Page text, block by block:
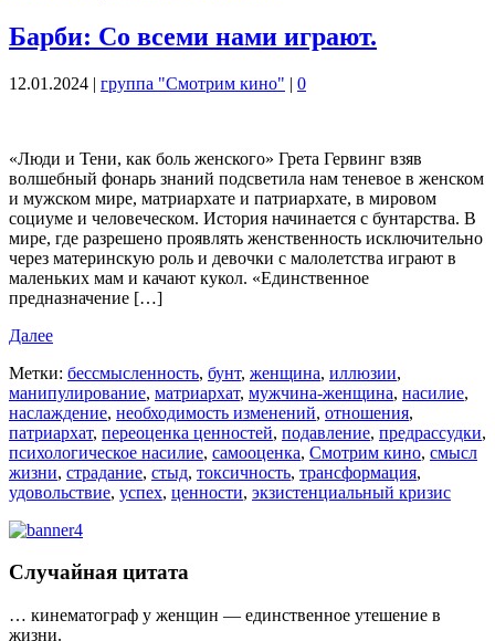
Барби: Со всеми нами играют.
12.01.2024 | группа "Смотрим кино" | 0
«Люди и Тени, как боль женского» Грета Гервинг взяв
волшебный фонарь знаний подсветила нам теневое в женском
и мужском мире, матриархате и патриархате, в мировом
социуме и человеческом. История начинается с бунтарства. В
мире, где разрешено проявлять женственность исключительно
через материнскую роль и девочки с малолетства играют в
маленьких мам и качают кукол. «Единственное
предназначение […]
Далее
Метки: бессмысленность, бунт, женщина, иллюзии,
манипулирование, матриархат, мужчина-женщина, насилие,
наслаждение, необходимость изменений, отношения,
патриархат, переоценка ценностей, подавление, предрассудки,
психологическое насилие, самооценка, Смотрим кино, смысл
жизни, страдание, стыд, токсичность, трансформация,
удовольствие, успех, ценности, экзистенциальный кризис
Случайная цитата
… кинематограф у женщин — единственное утешение в
жизни.